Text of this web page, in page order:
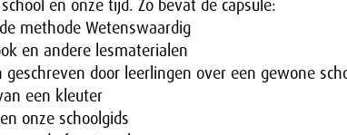
en onze tijd. Zo bevat de capsule:
methode Wetenswaardig
en andere lesmaterialen
geschreven door leerlingen over een gewone
een kleuter
onze schoolgids